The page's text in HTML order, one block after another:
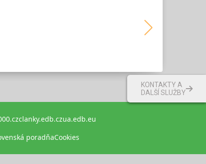
clanky.edb.czua.edb.eu
poradňaCookies
KONTAKTY A
DALŠÍ SLUŽBY